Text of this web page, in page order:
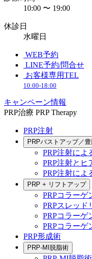
10:00 〜 19:00
休診日
水曜日
WEB予約
LINE予約/問合せ
お客様専用TEL
10:00-18:00
キャンペーン情報
PRP治療 PRP Therapy
PRP注射
PRPバストアップ／
PRP注射によ
PRP注射とヒ
PRP注射によ
PRP + リフトアップ
PRPコラーゲ
PRPスレッド
PRPコラーゲ
PRPコラーゲ
PRP形成術
PRP-MI脱脂術